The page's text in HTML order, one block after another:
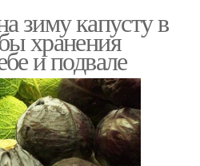
зиму капусту в
хранения
и подвале